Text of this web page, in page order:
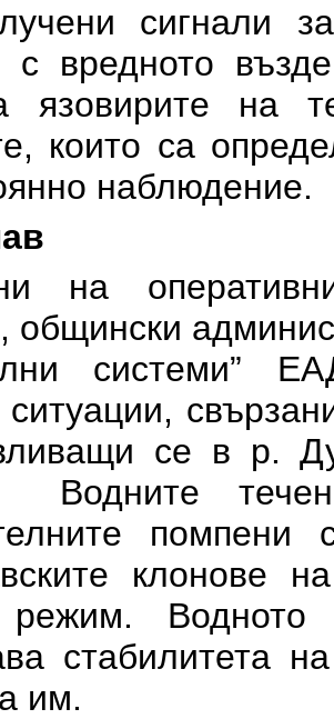
сигнали
с вредното
язовирите на
които са
наблюдение.
на
общински
системи”
ситуации,
се в р.
Водните
помпени
клонове
режим.
стабилитета
им.